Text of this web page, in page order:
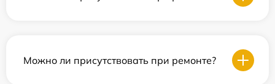
Можно ли присутствовать при ремонте?